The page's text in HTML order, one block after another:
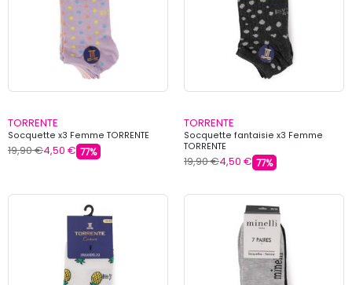
TORRENTE
Socquette x3 Femme TORRENTE
19,90 €4,50 € 77%
TORRENTE
Socquette fantaisie x3 Femme
TORRENTE
19,90 €4,50 € 77%